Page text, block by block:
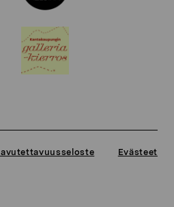
Evästeet